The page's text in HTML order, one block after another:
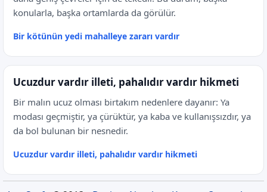
konularla, başka ortamlarda da görülür.
Bir kötünün yedi mahalleye zararı vardır
Ucuzdur vardır illeti, pahalıdır vardır hikmeti
Bir malın ucuz olması birtakım nedenlere dayanır: Ya
modası geçmiştir, ya çürüktür, ya kaba ve kullanışsızdır, ya
da bol bulunan bir nesnedir.
Ucuzdur vardır illeti, pahalıdır vardır hikmeti